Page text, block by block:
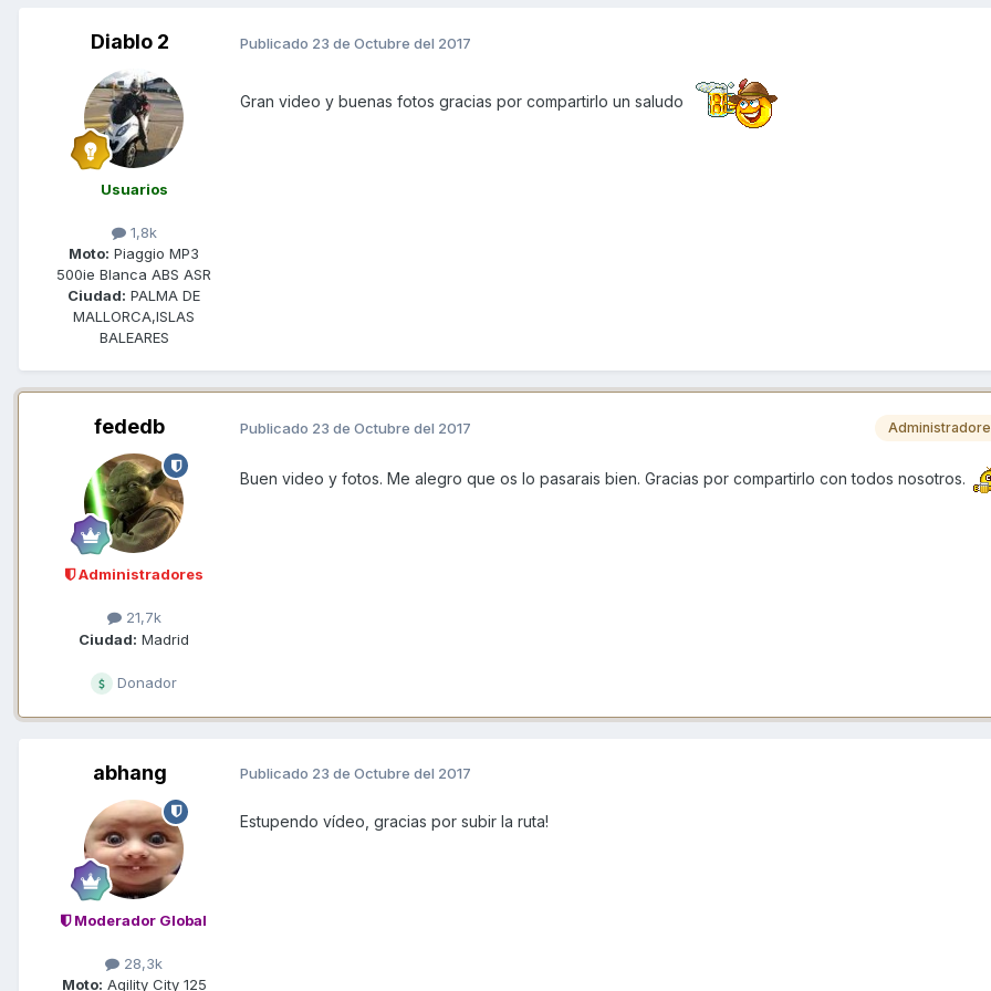
Diablo 2
Usuarios
1,8k
Moto: Piaggio MP3
500ie Blanca ABS ASR
Ciudad: PALMA DE
MALLORCA,ISLAS
BALEARES
Publicado 23 de Octubre del 2017
Gran video y buenas fotos gracias por compartirlo un saludo
fededb
Administradores
21,7k
Ciudad: Madrid
Donador
Publicado 23 de Octubre del 2017
Buen video y fotos. Me alegro que os lo pasarais bien. Gracias por compartirlo con todos nosotros.
abhang
Moderador Global
28,3k
Moto: Agility City 125
Publicado 23 de Octubre del 2017
Estupendo vídeo, gracias por subir la ruta!